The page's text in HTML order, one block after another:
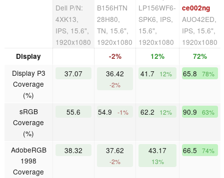
Dell P/N:
4XK13,
IPS, 15.6",
1920x1080
B156HTN
28H80,
TN, 15.6",
1920x1080
LP156WF6-
SPK6, IPS,
15.6",
1920x1080
ce002ng
AUO42ED,
IPS, 15.6",
1920x1080
Display -2% 12% 72%
Display P3
Coverage
(%)
37.07 36.42
-2%
41.7 12% 65.8 78%
sRGB
Coverage
(%)
55.6 54.9 -1% 62.2 12% 90.9 63%
AdobeRGB
1998
Coverage
38.32 37.62
-2%
43.17
13%
66.5 74%